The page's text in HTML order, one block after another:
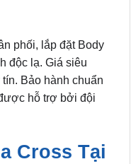
phối, lắp đặt Body
độc lạ. Giá siêu
Bảo hành chuẩn
hỗ trợ bởi đội
Cross Tại